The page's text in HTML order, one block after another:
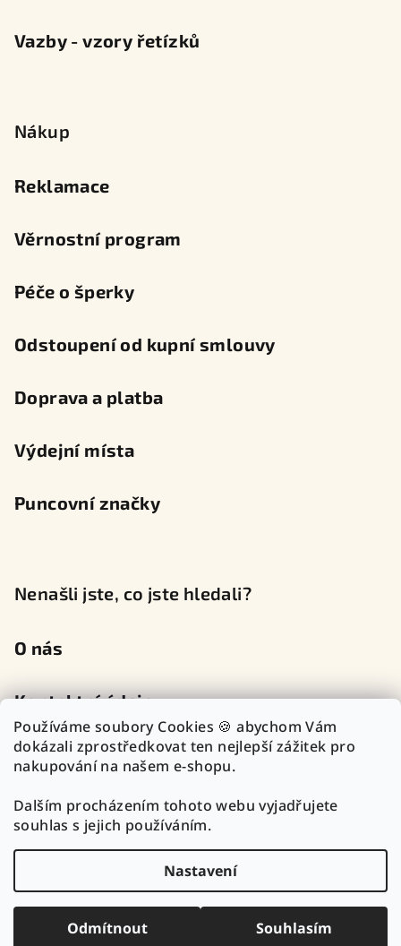
Používáme soubory Cookies 🍪 abychom Vám
dokázali zprostředkovat ten nejlepší zážitek pro
nakupování na našem e-shopu.
Dalším procházením tohoto webu vyjadřujete
souhlas s jejich používáním.
Nastavení
Odmítnout Souhlasím
Vazby - vzory řetízků
Nákup
Reklamace
Věrnostní program
Péče o šperky
Odstoupení od kupní smlouvy
Doprava a platba
Výdejní místa
Puncovní značky
Nenašli jste, co jste hledali?
O nás
Kontaktní údaje
Copyright 2026TOP Zlatnictví Outlet. Všechna práva
vyhrazena.Upravit nastavení cookies